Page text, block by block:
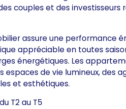
couples et des
assure une performance
appréciable en toutes
énergétiques. Les
de vie lumineux, des
et esthétiques.
T2 au T5